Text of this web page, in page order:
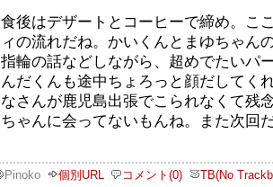
食後はデザートとコーヒーで締め。こ
ィの流れだね。かいくんとまゆちゃん
指輪の話などしながら、超めでたいパ
んだくんも途中ちょろっと顔だしてく
なさんが鹿児島出張でこられなくて残
ちゃんに会ってないもんね。また次回
Pinoko 個別URL コメント(0) TB(No